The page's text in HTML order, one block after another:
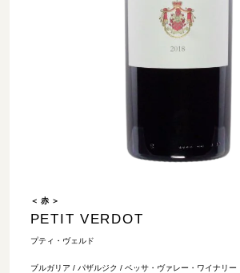
＜ 赤 ＞
PETIT VERDOT
プティ・ヴェルド
ブルガリア / パザルジク / ベッサ・ヴァレー・ワイナリー